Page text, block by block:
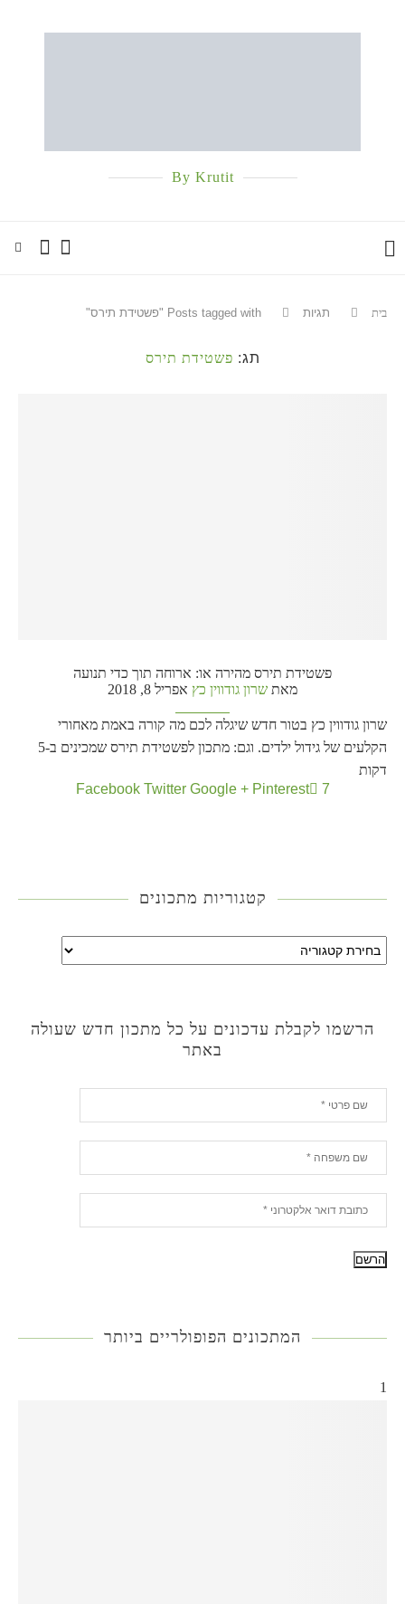
By Krutit
בית תגיות Posts tagged with "פשטידת תירס"
תג: פשטידת תירס
פשטידת תירס מהירה או: ארוחה תוך כדי תנועה
מאת שרון גודווין כץ אפריל 8, 2018
שרון גודווין כץ בטור חדש שיגלה לכם מה קורה באמת מאחורי
הקלעים של גידול ילדים. וגם: מתכון לפשטידת תירס שמכינים ב-5
דקות
7
Facebook Twitter Google + Pinterest
קטגוריות מתכונים
הרשמו לקבלת עדכונים על כל מתכון חדש שעולה
באתר
המתכונים הפופולריים ביותר
1